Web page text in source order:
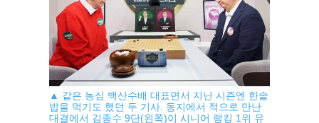
▲ 같은 농심 백산수배 대표면서 지난 시즌엔 한솥
밥을 먹기도 했던 두 기사. 동지에서 적으로 만난
대결에서 김종수 9단(왼쪽)이 시니어 랭킹 1위 유